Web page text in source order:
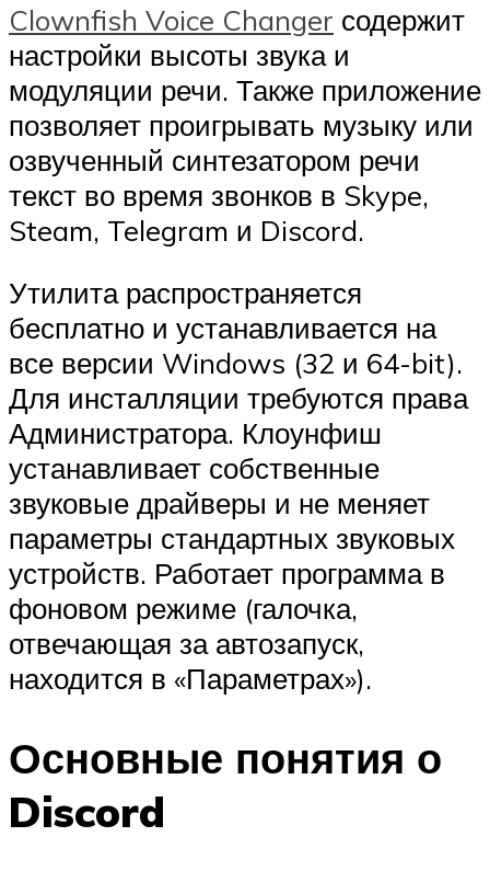
Clownfish Voice Changer содержит
настройки высоты звука и
модуляции речи. Также приложение
позволяет проигрывать музыку или
озвученный синтезатором речи
текст во время звонков в Skype,
Steam, Telegram и Discord.
Утилита распространяется
бесплатно и устанавливается на
все версии Windows (32 и 64-bit).
Для инсталляции требуются права
Администратора. Клоунфиш
устанавливает собственные
звуковые драйверы и не меняет
параметры стандартных звуковых
устройств. Работает программа в
фоновом режиме (галочка,
отвечающая за автозапуск,
находится в «Параметрах»).
Основные понятия о
Discord